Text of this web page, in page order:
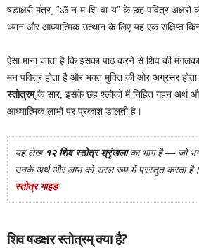
षडाक्षरी मंत्र, “ॐ न-म-शि-वा-य” के छह पवित्र अक्षरों
ध्यान और आध्यात्मिक उत्थान के लिए यह एक संक्षिप्त
ऐसा माना जाता है कि इसका पाठ करने से शिव की
मन पवित्र होता है और भक्त मुक्ति की ओर अग्रसर होता
स्तोत्रम्के सार, इसके छह श्लोकों में निहित गहन अर्थ
आध्यात्मिक लाभों पर प्रकाश डालती है।
यह लेख १२ शिव स्तोत्र श्रृंखलाका भाग है — जो
उनके अर्थ और लाभ को सरल रूप में प्रस्तुत करता
स्तोत्र गाइड
शिव षडक्षर स्तोत्रम् क्या है?